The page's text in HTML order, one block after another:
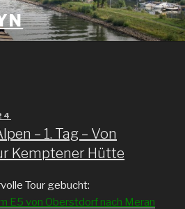
– 1. Tag – Von
Kemptener Hütte
Tour gebucht:
E5 von Oberstdorf nach Meran